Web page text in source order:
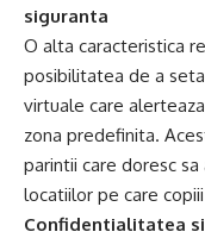
siguranta
O alta caracteristica
posibilitatea de a
virtuale care
zona predefinita.
parintii care doresc
locatiilor pe care
Confidentialitatea